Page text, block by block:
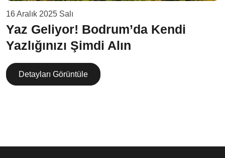
16 Aralık 2025 Salı
Yaz Geliyor! Bodrum’da Kendi
Yazlığınızı Şimdi Alın
Detayları Görüntüle